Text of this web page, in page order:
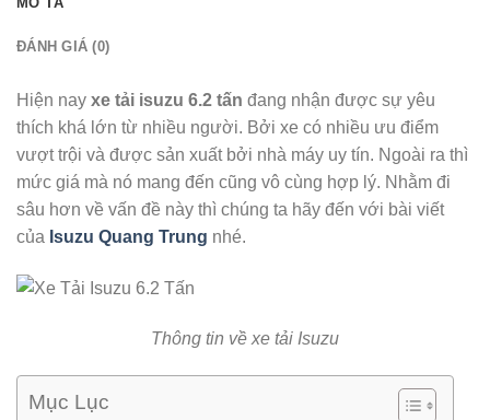
ĐÁNH GIÁ (0)
Hiện nay xe tải isuzu 6.2 tấn đang nhận được sự yêu
thích khá lớn từ nhiều người. Bởi xe có nhiều ưu điểm
vượt trội và được sản xuất bởi nhà máy uy tín. Ngoài ra thì
mức giá mà nó mang đến cũng vô cùng hợp lý. Nhằm đi
sâu hơn về vấn đề này thì chúng ta hãy đến với bài viết
của Isuzu Quang Trung nhé.
Thông tin về xe tải Isuzu
Mục Lục